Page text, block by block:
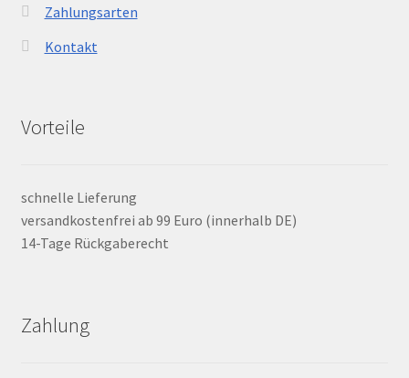
Zahlungsarten
Kontakt
Vorteile
schnelle Lieferung
versandkostenfrei ab 99 Euro (innerhalb DE)
14-Tage Rückgaberecht
Zahlung